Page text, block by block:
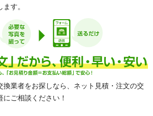
ます。
換業者をお探しなら、ネット見積・注文の交
ご相談ください！